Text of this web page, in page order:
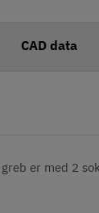
er med 2
CAD data